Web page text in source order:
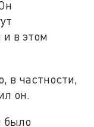
и в этом
в частности,
он.
было